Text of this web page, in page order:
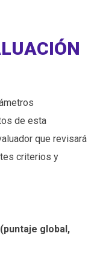
de esta
que revisará
criterios y
global,